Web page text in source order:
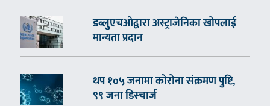
डब्लुएचओद्वारा अस्ट्राजेनिका खोपलाई
मान्यता प्रदान
थप १०५ जनामा कोरोना संक्रमण पुष्टि,
९९ जना डिस्चार्ज